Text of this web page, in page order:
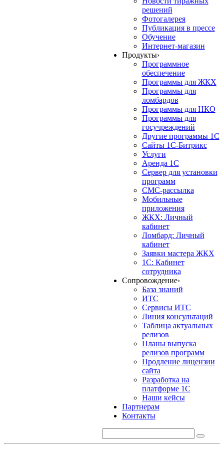
решений
Фотогалерея
Публикация в прессе
Обучение
Интернет-магазин
Продукты›
Программное
обеспечение
Программы для ЖКХ
Программы для
ломбардов
Программы для НКО
Программы для
госучреждений
Другие программы 1С
Сайты 1С-Битрикс
Услуги
Аренда 1С
Сервер для установки
программ
СМС-рассылка
Мобильные
приложения
ЖКХ: Личный
кабинет
Ломбард: Личный
кабинет
Заявки мастера ЖКХ
1С: Кабинет
сотрудника
Сопровождение›
База знаний
ИТС
Сервисы ИТС
Линия консультаций
Таблица актуальных
релизов
Планы выпуска
релизов программ
Продление лицензии
сайта
Разработка на
платформе 1С
Наши кейсы
Партнерам
Контакты